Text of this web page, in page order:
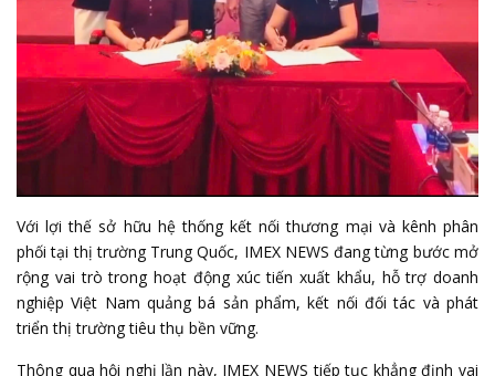
Với lợi thế sở hữu hệ thống kết nối thương mại và kênh phân
phối tại thị trường Trung Quốc, IMEX NEWS đang từng bước mở
rộng vai trò trong hoạt động xúc tiến xuất khẩu, hỗ trợ doanh
nghiệp Việt Nam quảng bá sản phẩm, kết nối đối tác và phát
triển thị trường tiêu thụ bền vững.
Thông qua hội nghị lần này, IMEX NEWS tiếp tục khẳng định vai